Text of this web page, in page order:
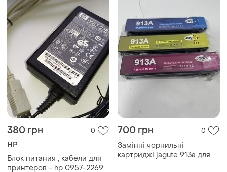
380 грн 0
HP
Блок питания , кабели для
принтеров - hp 0957-2269
700 грн 0
Замінні чорнильні
картриджі jagute 913a для